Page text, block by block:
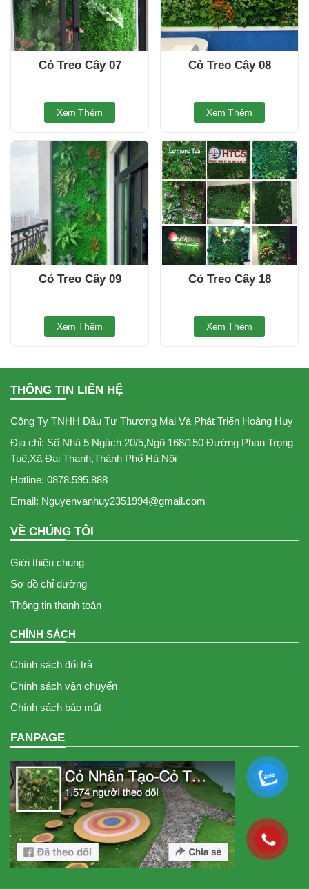
Cỏ Treo Cây 07
Xem Thêm
Cỏ Treo Cây 08
Xem Thêm
Cỏ Treo Cây 09
Xem Thêm
Cỏ Treo Cây 18
Xem Thêm
THÔNG TIN LIÊN HỆ
Công Ty TNHH Đầu Tư Thương Mại Và Phát Triển Hoàng Huy
Địa chỉ: Số Nhà 5 Ngách 20/5,Ngõ 168/150 Đường Phan Trọng
Tuệ,Xã Đại Thanh,Thành Phố Hà Nội
Hotline: 0878.595.888
Email: Nguyenvanhuy2351994@gmail.com
VỀ CHÚNG TÔI
Giới thiệu chung
Sơ đồ chỉ đường
Thông tin thanh toán
CHÍNH SÁCH
Chính sách đổi trả
Chính sách vận chuyển
Chính sách bảo mật
FANPAGE